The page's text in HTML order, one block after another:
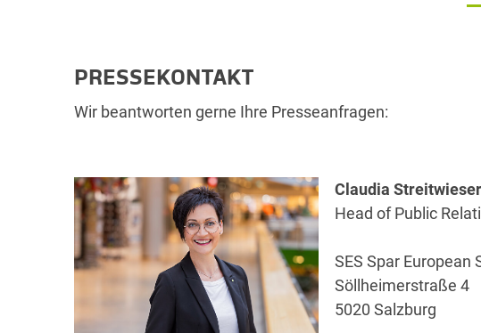
PRESSEKONTAKT
Wir beantworten gerne Ihre Presseanfragen:
Claudia
Head of Public
SES Spar European
Söllheimerstraße 4
5020 Salzburg